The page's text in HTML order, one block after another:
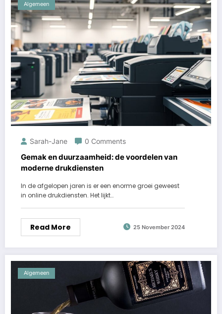
Algemeen
Sarah-Jane 0 Comments
Gemak en duurzaamheid: de voordelen van
moderne drukdiensten
In de afgelopen jaren is er een enorme groei geweest
in online drukdiensten. Het lijkt…
Read More 25 November 2024
Algemeen